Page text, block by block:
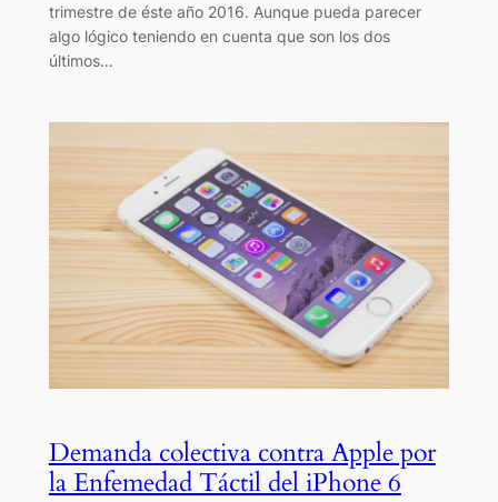
trimestre de éste año 2016. Aunque pueda parecer
algo lógico teniendo en cuenta que son los dos
últimos…
Demanda colectiva contra Apple por
la Enfemedad Táctil del iPhone 6